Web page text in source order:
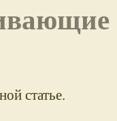
статье.